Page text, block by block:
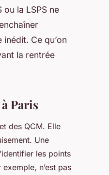
ou la LSPS ne
Ce qu’on
la rentrée
Paris
des QCM. Elle
Une
les points
n’est pas